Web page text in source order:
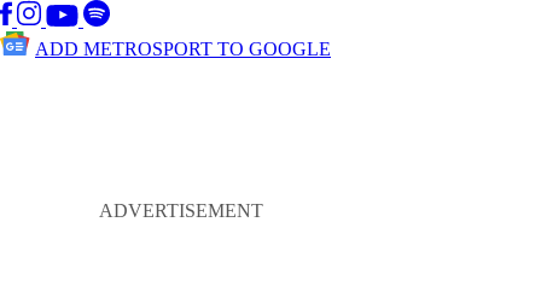
ADD METROSPORT TO GOOGLE